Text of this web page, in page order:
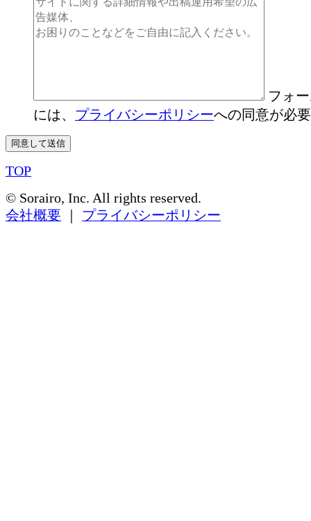
フォ
には、 プライバシーポリシーへの同意が必
TOP
© Sorairo, Inc. All rights reserved.
会社概要
プライバシーポリシー